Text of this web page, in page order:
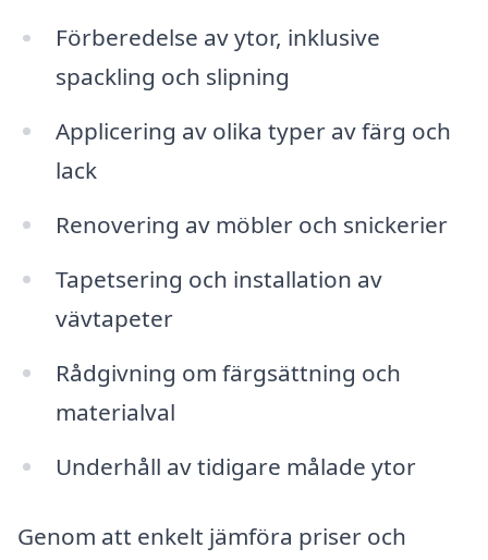
Förberedelse av ytor, inklusive
spackling och slipning
Applicering av olika typer av färg och
lack
Renovering av möbler och snickerier
Tapetsering och installation av
vävtapeter
Rådgivning om färgsättning och
materialval
Underhåll av tidigare målade ytor
Genom att enkelt jämföra priser och